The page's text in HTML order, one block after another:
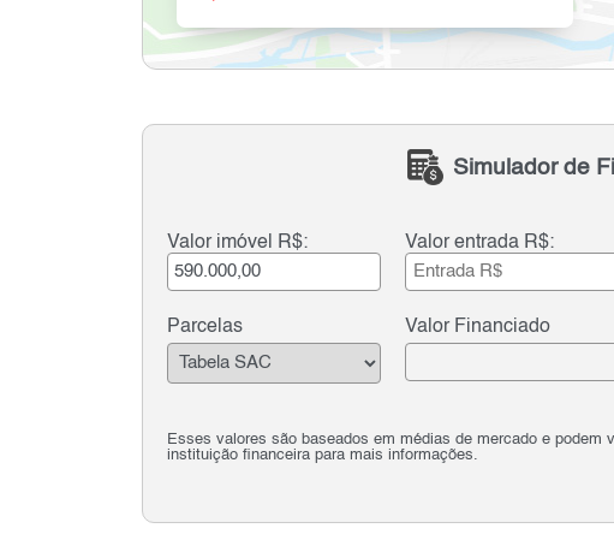
Simulador de
Valor imóvel R$: Valor entrada R$:
Parcelas Valor Financiado
Esses valores são baseados em médias de mercado e podem
instituição financeira para mais informações.